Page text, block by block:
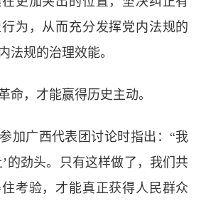
为，从而充分发挥党内法规的
法规的治理效能。
命，才能赢得历史主动。
加广西代表团讨论时指出：“我
的劲头。只有这样做了，我们共
考验，才能真正获得人民群众